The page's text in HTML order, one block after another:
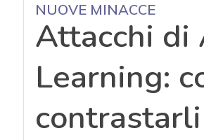
NUOVE MINACCE
Attacchi di
Learning:
contrastarli